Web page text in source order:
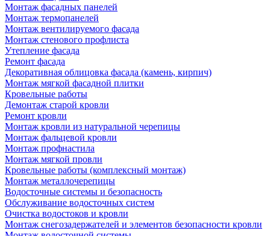
Монтаж фасадных панелей
Монтаж термопанелей
Монтаж вентилируемого фасада
Монтаж стенового профлиста
Утепление фасада
Ремонт фасада
Декоративная облицовка фасада (камень, кирпич)
Монтаж мягкой фасадной плитки
Кровельные работы
Демонтаж старой кровли
Ремонт кровли
Монтаж кровли из натуральной черепицы
Монтаж фальцевой кровли
Монтаж профнастила
Монтаж мягкой провли
Кровельные работы (комплексный монтаж)
Монтаж металлочерепицы
Водосточные системы и безопасность
Обслуживание водосточных систем
Очистка водостоков и кровли
Монтаж снегозадержателей и элементов безопасности кровли